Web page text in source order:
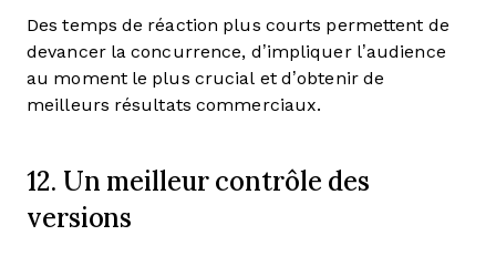
Des temps de réaction plus courts permettent de
devancer la concurrence, d’impliquer l’audience
au moment le plus crucial et d’obtenir de
meilleurs résultats commerciaux.
12. Un meilleur contrôle des
versions